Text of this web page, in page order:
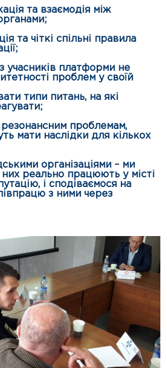
та взаємодія між
та чіткі спільні правила
учасників платформи не
проблем у своїй
типи питань, на які
проблемам,
мати наслідки для кількох
організаціями – ми
них реально працюють у місті
і сподіваємося на
з ними через